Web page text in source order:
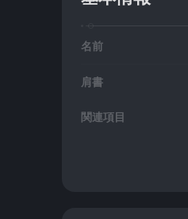
名前
肩書
関連項目